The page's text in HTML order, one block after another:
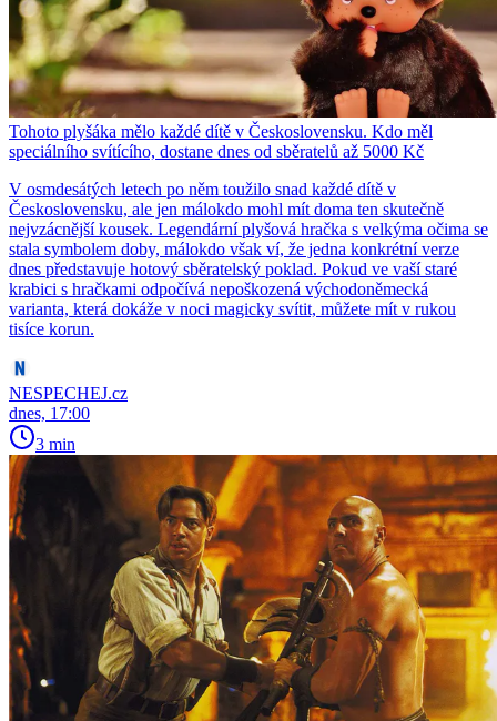
Tohoto plyšáka mělo každé dítě v Československu. Kdo měl
speciálního svítícího, dostane dnes od sběratelů až 5000 Kč
V osmdesátých letech po něm toužilo snad každé dítě v
Československu, ale jen málokdo mohl mít doma ten skutečně
nejvzácnější kousek. Legendární plyšová hračka s velkýma očima se
stala symbolem doby, málokdo však ví, že jedna konkrétní verze
dnes představuje hotový sběratelský poklad. Pokud ve vaší staré
krabici s hračkami odpočívá nepoškozená východoněmecká
varianta, která dokáže v noci magicky svítit, můžete mít v rukou
tisíce korun.
NESPECHEJ.cz
dnes, 17:00
3 min